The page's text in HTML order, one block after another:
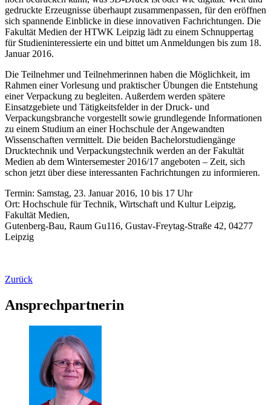
gedruckte Erzeugnisse überhaupt zusammenpassen, für den eröffnen
sich spannende Einblicke in diese innovativen Fachrichtungen. Die
Fakultät Medien der HTWK Leipzig lädt zu einem Schnuppertag
für Studieninteressierte ein und bittet um Anmeldungen bis zum 18.
Januar 2016.
Die Teilnehmer und Teilnehmerinnen haben die Möglichkeit, im
Rahmen einer Vorlesung und praktischer Übungen die Entstehung
einer Verpackung zu begleiten. Außerdem werden spätere
Einsatzgebiete und Tätigkeitsfelder in der Druck- und
Verpackungsbranche vorgestellt sowie grundlegende Informationen
zu einem Studium an einer Hochschule der Angewandten
Wissenschaften vermittelt. Die beiden Bachelorstudiengänge
Drucktechnik und Verpackungstechnik werden an der Fakultät
Medien ab dem Wintersemester 2016/17 angeboten – Zeit, sich
schon jetzt über diese interessanten Fachrichtungen zu informieren.
Termin: Samstag, 23. Januar 2016, 10 bis 17 Uhr
Ort: Hochschule für Technik, Wirtschaft und Kultur Leipzig,
Fakultät Medien,
Gutenberg-Bau, Raum Gu116, Gustav-Freytag-Straße 42, 04277
Leipzig
Zurück
Ansprechpartnerin